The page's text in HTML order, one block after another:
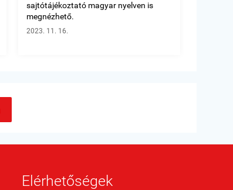
sajtótájékoztató magyar nyelven is
megnézhető.
2023. 11. 16.
Elérhetőségek